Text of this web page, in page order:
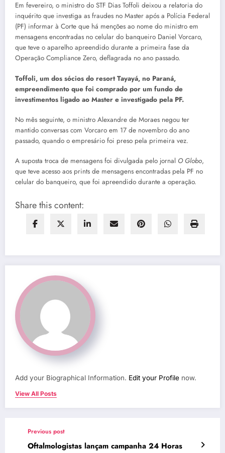
Em fevereiro, o ministro do STF Dias Toffoli deixou a relatoria do
inquérito que investiga as fraudes no Master após a Polícia Federal
(PF) informar à Corte que há menções ao nome do ministro em
mensagens encontradas no celular do banqueiro Daniel Vorcaro,
que teve o aparelho apreendido durante a primeira fase da
Operação Compliance Zero, deflagrada no ano passado.
Toffoli, um dos sócios do resort Tayayá, no Paraná,
empreendimento que foi comprado por um fundo de
investimentos ligado ao Master e investigado pela PF.
No mês seguinte, o ministro Alexandre de Moraes negou ter
mantido conversas com Vorcaro em 17 de novembro do ano
passado, quando o empresário foi preso pela primeira vez.
A suposta troca de mensagens foi divulgada pelo jornal O Globo,
que teve acesso aos prints de mensagens encontradas pela PF no
celular do banqueiro, que foi apreendido durante a operação.
Share this content:
Add your Biographical Information. Edit your Profile now.
View All Posts
Previous post
Oftalmologistas lançam campanha 24 Horas